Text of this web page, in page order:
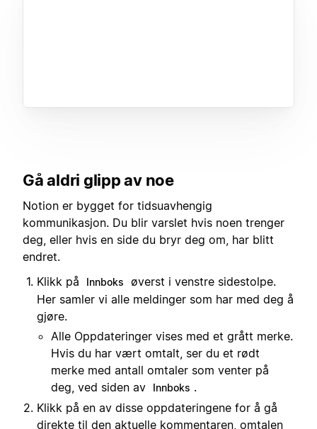
Gå aldri glipp av noe
Notion er bygget for tidsuavhengig
kommunikasjon. Du blir varslet hvis noen trenger
deg, eller hvis en side du bryr deg om, har blitt
endret.
Klikk på
Innboks
øverst i venstre sidestolpe.
Her samler vi alle meldinger som har med deg å
gjøre.
Alle Oppdateringer vises med et grått merke.
Hvis du har vært omtalt, ser du et rødt
merke med antall omtaler som venter på
deg, ved siden av
Innboks .
Klikk på en av disse oppdateringene for å gå
direkte til den aktuelle kommentaren, omtalen